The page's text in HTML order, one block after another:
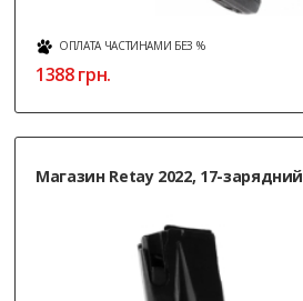
ОПЛАТА ЧАСТИНАМИ БЕЗ %
1388грн.
Магазин Retay 2022, 17-зарядний